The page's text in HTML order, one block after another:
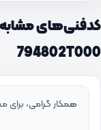
کدفنی‌های مشابه
794802T000
همکار گرامی، برای